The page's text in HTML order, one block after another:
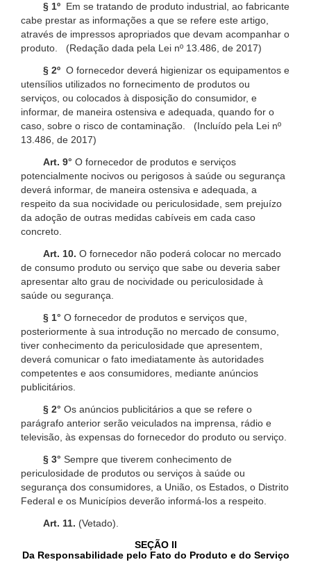
§ 1º Em se tratando de produto industrial, ao fabricante
cabe prestar as informações a que se refere este artigo,
através de impressos apropriados que devam acompanhar o
produto. (Redação dada pela Lei nº 13.486, de 2017)
§ 2º O fornecedor deverá higienizar os equipamentos e
utensílios utilizados no fornecimento de produtos ou
serviços, ou colocados à disposição do consumidor, e
informar, de maneira ostensiva e adequada, quando for o
caso, sobre o risco de contaminação. (Incluído pela Lei nº
13.486, de 2017)
Art. 9° O fornecedor de produtos e serviços
potencialmente nocivos ou perigosos à saúde ou segurança
deverá informar, de maneira ostensiva e adequada, a
respeito da sua nocividade ou periculosidade, sem prejuízo
da adoção de outras medidas cabíveis em cada caso
concreto.
Art. 10. O fornecedor não poderá colocar no mercado
de consumo produto ou serviço que sabe ou deveria saber
apresentar alto grau de nocividade ou periculosidade à
saúde ou segurança.
§ 1° O fornecedor de produtos e serviços que,
posteriormente à sua introdução no mercado de consumo,
tiver conhecimento da periculosidade que apresentem,
deverá comunicar o fato imediatamente às autoridades
competentes e aos consumidores, mediante anúncios
publicitários.
§ 2° Os anúncios publicitários a que se refere o
parágrafo anterior serão veiculados na imprensa, rádio e
televisão, às expensas do fornecedor do produto ou serviço.
§ 3° Sempre que tiverem conhecimento de
periculosidade de produtos ou serviços à saúde ou
segurança dos consumidores, a União, os Estados, o Distrito
Federal e os Municípios deverão informá-los a respeito.
Art. 11. (Vetado).
SEÇÃO II
Da Responsabilidade pelo Fato do Produto e do Serviço